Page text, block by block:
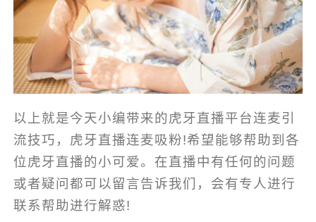
以上就是今天小编带来的虎牙直播平台连麦引
流技巧，虎牙直播连麦吸粉!希望能够帮助到各
位虎牙直播的小可爱。在直播中有任何的问题
或者疑问都可以留言告诉我们，会有专人进行
联系帮助进行解惑!